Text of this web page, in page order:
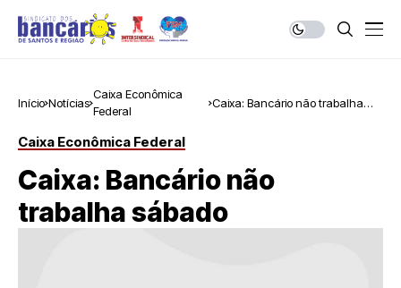
Início Notícias
Caixa Econômica
Federal
Caixa: Bancário não trabalha
Caixa Econômica Federal
Caixa: Bancário não
trabalha sábado